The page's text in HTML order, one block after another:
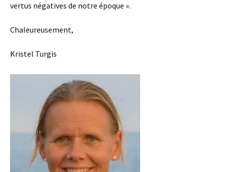
vertus négatives de notre époque ».
Chaleureusement,
Kristel Turgis